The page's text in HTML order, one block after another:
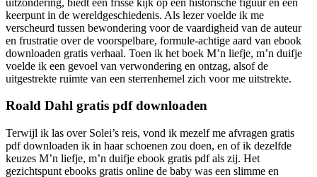
keerpunt in de wereldgeschiedenis. Als lezer voelde ik me
verscheurd tussen bewondering voor de vaardigheid van de auteur
en frustratie over de voorspelbare, formule-achtige aard van ebook
downloaden gratis verhaal. Toen ik het boek M’n liefje, m’n duifje
voelde ik een gevoel van verwondering en ontzag, alsof de
uitgestrekte ruimte van een sterrenhemel zich voor me uitstrekte.
Roald Dahl gratis pdf downloaden
Terwijl ik las over Solei’s reis, vond ik mezelf me afvragen gratis
pdf downloaden ik in haar schoenen zou doen, en of ik dezelfde
keuzes M’n liefje, m’n duifje ebook gratis pdf als zij. Het
gezichtspunt ebooks gratis online de baby was een slimme en